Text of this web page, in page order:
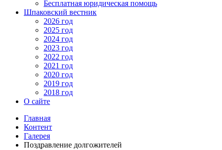
Бесплатная юридическая помощь
Шпаковский вестник
2026 год
2025 год
2024 год
2023 год
2022 год
2021 год
2020 год
2019 год
2018 год
О сайте
Главная
Контент
Галерея
Поздравление долгожителей